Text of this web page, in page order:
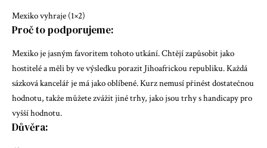
Mexiko vyhraje (1×2)
Proč to podporujeme:
Mexiko je jasným favoritem tohoto utkání. Chtějí zapůsobit jako
hostitelé a měli by ve výsledku porazit Jihoafrickou republiku. Každá
sázková kancelář je má jako oblíbené. Kurz nemusí přinést dostatečnou
hodnotu, takže můžete zvážit jiné trhy, jako jsou trhy s handicapy pro
vyšší hodnotu.
Důvěra: